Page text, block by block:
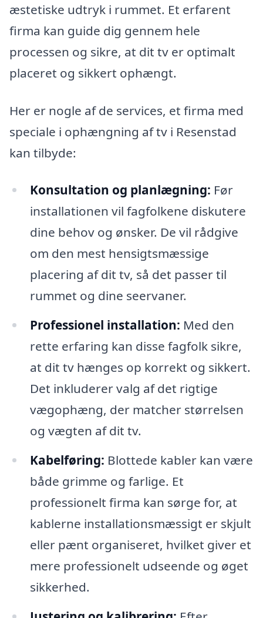
æstetiske udtryk i rummet. Et erfarent
firma kan guide dig gennem hele
processen og sikre, at dit tv er optimalt
placeret og sikkert ophængt.
Her er nogle af de services, et firma med
speciale i ophængning af tv i Resenstad
kan tilbyde:
Konsultation og planlægning: Før
installationen vil fagfolkene diskutere
dine behov og ønsker. De vil rådgive
om den mest hensigtsmæssige
placering af dit tv, så det passer til
rummet og dine seervaner.
Professionel installation: Med den
rette erfaring kan disse fagfolk sikre,
at dit tv hænges op korrekt og sikkert.
Det inkluderer valg af det rigtige
vægophæng, der matcher størrelsen
og vægten af dit tv.
Kabelføring: Blottede kabler kan være
både grimme og farlige. Et
professionelt firma kan sørge for, at
kablerne installationsmæssigt er skjult
eller pænt organiseret, hvilket giver et
mere professionelt udseende og øget
sikkerhed.